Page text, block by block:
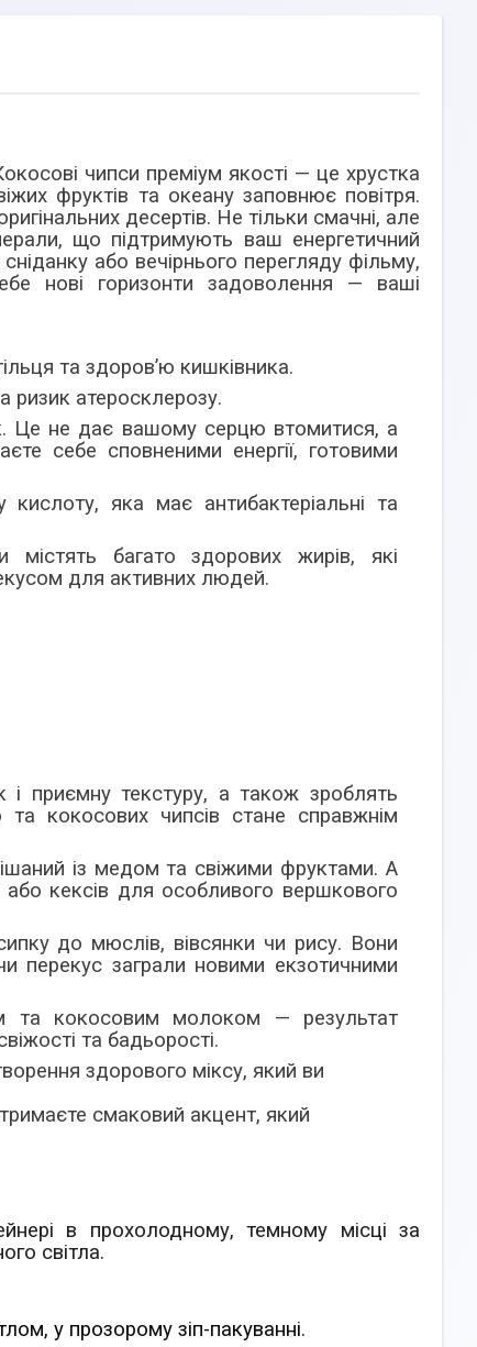
чипси преміум якості — це хрустка
фруктів та океану заповнює повітря.
десертів. Не тільки смачні, але
що підтримують ваш енергетичний
або вечірнього перегляду фільму,
нові горизонти задоволення — ваші
та здоров’ю кишківника.
ризик атеросклерозу.
Це не дає вашому серцю втомитися, а
себе сповненими енергії, готовими
яка має антибактеріальні та
містять багато здорових жирів, які
для активних людей.
приємну текстуру, а також зроблять
кокосових чипсів стане справжнім
із медом та свіжими фруктами. А
кексів для особливого вершкового
до мюслів, вівсянки чи рису. Вони
перекус заграли новими екзотичними
та кокосовим молоком — результат
та бадьорості.
здорового міксу, який ви
смаковий акцент, який
в прохолодному, темному місці за
світла.
у прозорому зіп-пакуванні.